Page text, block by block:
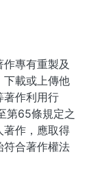
專有重製及
下載或上傳他
著作利用行
第65條規定之
著作，應取得
符合著作權法